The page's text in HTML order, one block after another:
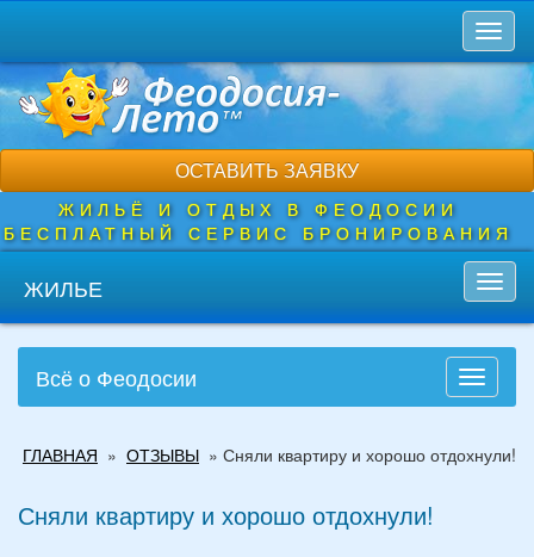
основному
содержанию
ОСТАВИТЬ ЗАЯВКУ
ЖИЛЬЁ И ОТДЫХ В ФЕОДОСИИ
БЕСПЛАТНЫЙ СЕРВИС БРОНИРОВАНИЯ
ЖИЛЬЕ
Toggle
Всё о Феодосии
здесь
ГЛАВНАЯ » ОТЗЫВЫ » Сняли квартиру и хорошо отдохнули!
Сняли квартиру и хорошо отдохнули!